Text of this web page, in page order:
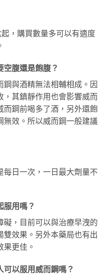
，購買數量多可以有適度
空腹還是飽腹？
與酒精無法相輔相成。因
，其鎮靜作用也會影響威而
而鋼前喝多了酒，另外還飽
無效。所以威而鋼一般建議
每日一次，一日最大劑量不
服用嗎？
礙，目前可以與治療早洩的
效果。另外本藥局也有出
更佳。
可以服用威而鋼嗎？